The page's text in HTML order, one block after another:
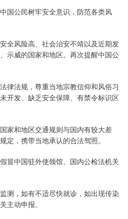
国公民树牢安全意识，防范各类风
全风险高、社会治安不靖以及近期发
示威的国家和地区。再次提醒中国公
律法规，尊重当地宗教信仰和风俗习
开发、缺乏安全保障、有禁令标识区
家和地区交通规则与国内有较大差
定，携带当地承认的合法驾照。
冒中国驻外使领馆、国内公检法机关
测，如有不适尽快就诊，如出现传染
主动申报。